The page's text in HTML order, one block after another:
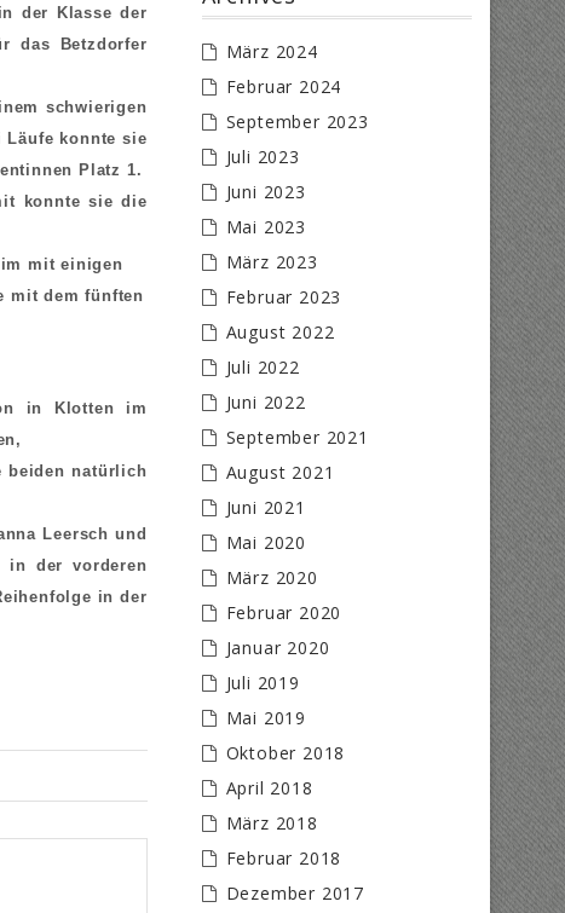
der Klasse der
das Betzdorfer
schwierigen
Läufe konnte sie
Platz 1.
konnte sie die
mit einigen
mit dem fünften
in Klotten im
beiden natürlich
Leersch und
in der vorderen
in der
März 2024
Februar 2024
September 2023
Juli 2023
Juni 2023
Mai 2023
März 2023
Februar 2023
August 2022
Juli 2022
Juni 2022
September 2021
August 2021
Juni 2021
Mai 2020
März 2020
Februar 2020
Januar 2020
Juli 2019
Mai 2019
Oktober 2018
April 2018
März 2018
Februar 2018
Dezember 2017